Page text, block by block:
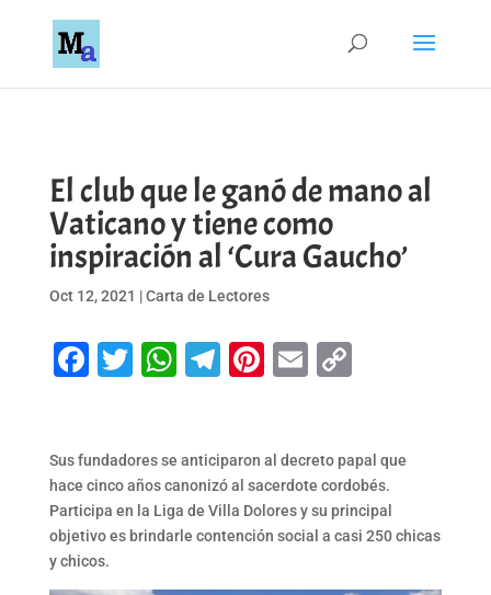
El club que le ganó de mano al
Vaticano y tiene como
inspiración al ‘Cura Gaucho’
Oct 12, 2021 |Carta de Lectores
Facebook
Twitter
WhatsApp
Telegram
Pinterest
EmailCopy
Sus fundadores se anticiparon al decreto papal que
hace cinco años canonizó al sacerdote cordobés.
Participa en la Liga de Villa Dolores y su principal
objetivo es brindarle contención social a casi 250 chicas
y chicos.